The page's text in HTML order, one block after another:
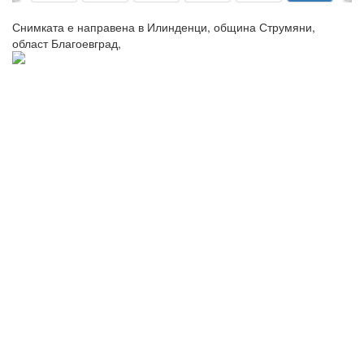
Снимката е направена в Илинденци, община Струмяни,
област Благоевград,